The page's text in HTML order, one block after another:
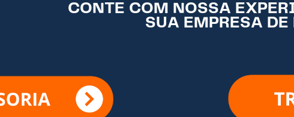
CONTE COM NOSSA
SUA EMPRESA